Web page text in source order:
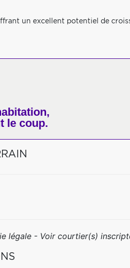
un excellent potentiel de
le coup.
légale - Voir courtier(s)